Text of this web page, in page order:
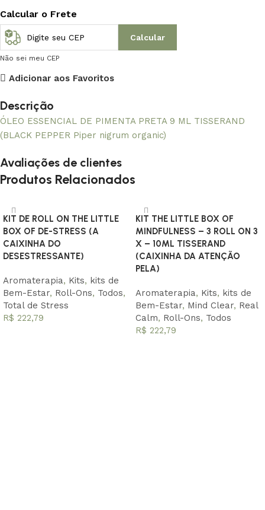
Calcular o Frete
Calcular
Não sei meu CEP
Adicionar aos Favoritos
Descrição
ÓLEO ESSENCIAL DE PIMENTA PRETA 9 ML TISSERAND
(BLACK PEPPER Piper nigrum organic)
Avaliações de clientes
Produtos Relacionados
KIT DE ROLL ON THE LITTLE
BOX OF DE-STRESS (A
CAIXINHA DO
DESESTRESSANTE)
Aromaterapia, Kits, kits de
Bem-Estar, Roll-Ons, Todos,
Total de Stress
R$ 222,79
KIT THE LITTLE BOX OF
MINDFULNESS – 3 ROLL ON 3
X – 10ML TISSERAND
(CAIXINHA DA ATENÇÃO
PELA)
Aromaterapia, Kits, kits de
Bem-Estar, Mind Clear, Real
Calm, Roll-Ons, Todos
R$ 222,79